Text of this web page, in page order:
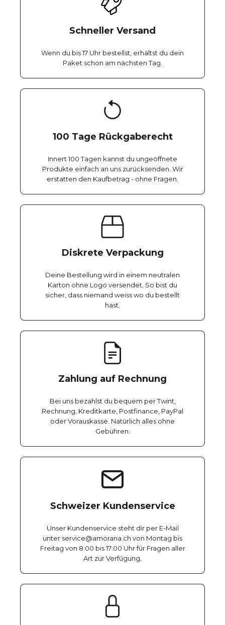
Schneller Versand
Wenn du bis 17 Uhr bestellst, erhältst du dein
Paket schon am nächsten Tag.
100 Tage Rückgaberecht
Innert 100 Tagen kannst du ungeöffnete
Produkte einfach an uns zurücksenden. Wir
erstatten den Kaufbetrag - ohne Fragen.
Diskrete Verpackung
Deine Bestellung wird in einem neutralen
Karton ohne Logo versendet. So bist du
sicher, dass niemand weiss wo du bestellt
hast.
Zahlung auf Rechnung
Bei uns bezahlst du bequem per Twint,
Rechnung, Kreditkarte, Postfinance, PayPal
oder Vorauskasse. Natürlich alles ohne
Gebühren.
Schweizer Kundenservice
Unser Kundenservice steht dir per E-Mail
unter service@amorana.ch von Montag bis
Freitag von 8:00 bis 17:00 Uhr für Fragen aller
Art zur Verfügung.